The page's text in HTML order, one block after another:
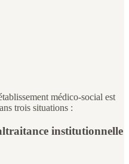
médico-social est
trois situations :
institutionnelle